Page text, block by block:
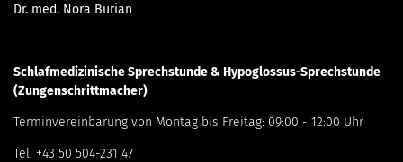
Dr. med. Nora Burian
Schlafmedizinische Sprechstunde & Hypoglossus-Sprechstunde
(Zungenschrittmacher)
Terminvereinbarung von Montag bis Freitag: 09:00 - 12:00 Uhr
Tel: +43 50 504-231 47